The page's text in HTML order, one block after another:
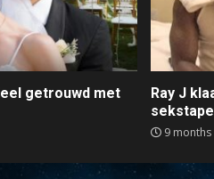
getrouwd met
Ray J
sekstape
9 months